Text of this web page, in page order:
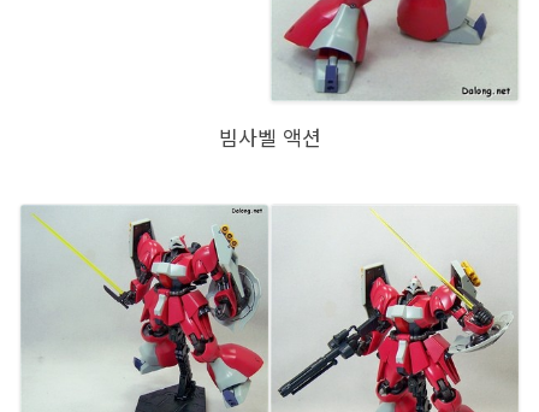
빔사벨 액션